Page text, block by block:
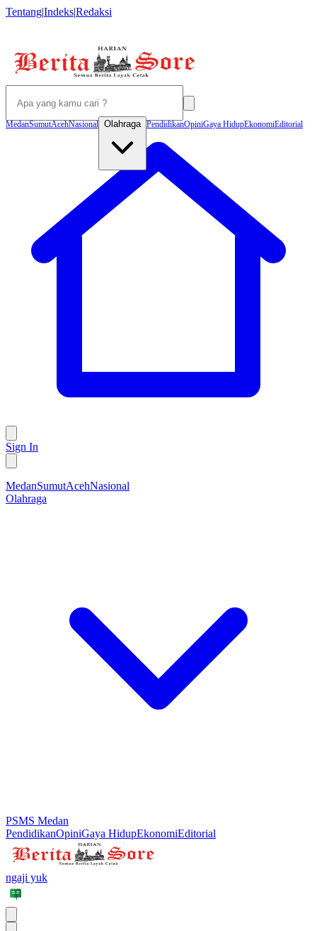
Tentang|Indeks|Redaksi
MedanSumutAcehNasional Olahraga PendidikanOpiniGaya HidupEkonomiEditorial
Sign In
MedanSumutAcehNasional
Olahraga
PSMS Medan
PendidikanOpiniGaya HidupEkonomiEditorial
ngaji yuk